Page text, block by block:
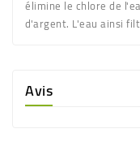
élimine le chlore de
d'argent. L'eau ainsi
Avis